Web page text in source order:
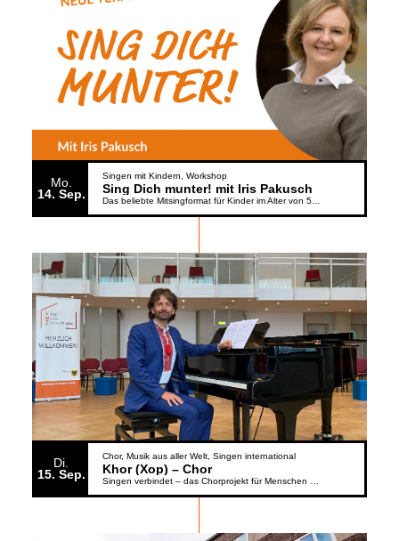
Mo.
14 Sep.
Singen mit Kindern Workshop
Sing Dich munter! mit Iris Pakusch
Das beliebte Mitsingformat für Kinder im Alter von 5 bis 6 Jahren geht weiter
Di.
15 Sep.
Chor Musik aus aller Welt Singen international
Khor (Xop) – Chor
Singen verbindet – das Chorprojekt für Menschen aus der Ukraine